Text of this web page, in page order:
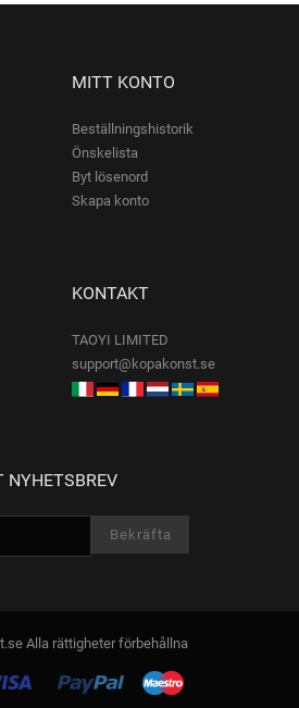
MITT KONTO
Beställningshistorik
Önskelista
Byt lösenord
Skapa konto
KONTAKT
TAOYI LIMITED
support@kopakonst.se
NYHETSBREV
Alla rättigheter förbehållna